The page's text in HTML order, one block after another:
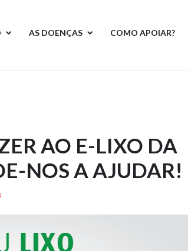
AS DOENÇAS COMO APOIAR?
AO E-LIXO DA
NOS A AJUDAR!